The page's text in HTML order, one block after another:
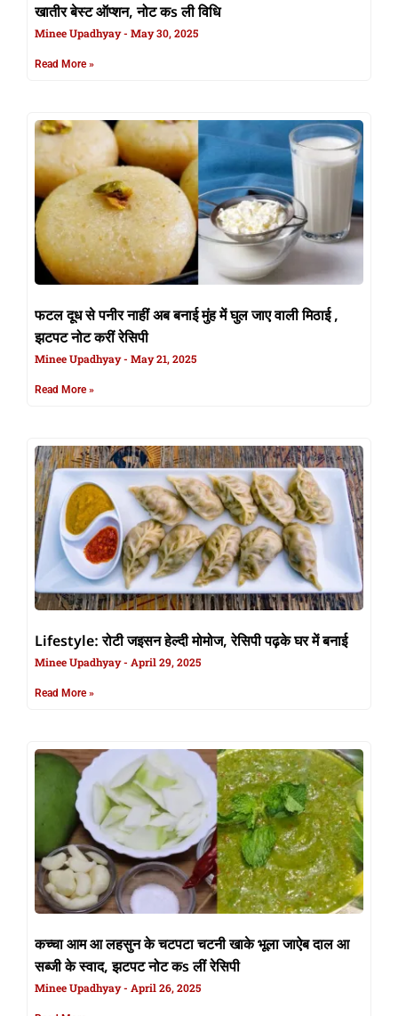
खातीर बेस्ट ऑप्शन, नोट कs ली विधि
Minee Upadhyay May 30, 2025
Read More »
फटल दूध से पनीर नाहीं अब बनाई मुंह में घुल जाए वाली मिठाई ,
झटपट नोट करीं रेसिपी
Minee Upadhyay May 21, 2025
Read More »
Lifestyle: रोटी जइसन हेल्दी मोमोज, रेसिपी पढ़के घर में बनाई
Minee Upadhyay April 29, 2025
Read More »
कच्चा आम आ लहसुन के चटपटा चटनी खाके भूला जाऐब दाल आ
सब्जी के स्वाद, झटपट नोट कs लीं रेसिपी
Minee Upadhyay April 26, 2025